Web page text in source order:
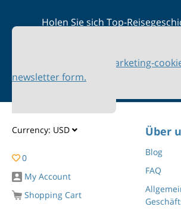
Holen Sie sich Top-
Please accept marketing-
newsletter form.
Currency: USD
0
My Account
Shopping Cart
Über
Blog
FAQ